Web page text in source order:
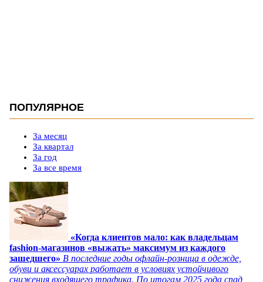
ПОПУЛЯРНОЕ
За месяц
За квартал
За год
За все время
«Когда клиентов мало: как владельцам
fashion-магазинов «выжать» максимум из каждого
зашедшего» В последние годы офлайн-розница в одежде,
обуви и аксессуарах работает в условиях устойчивого
снижения входящего трафика. По итогам 2025 года спад